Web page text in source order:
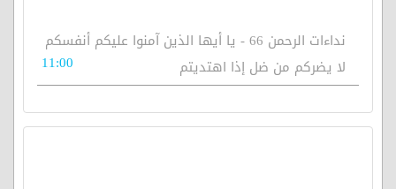
نداءات الرحمن 66 - يا أيها الذين آمنوا عليكم أنفسكم
لا يضركم من ضل إذا اهتديتم
11:00